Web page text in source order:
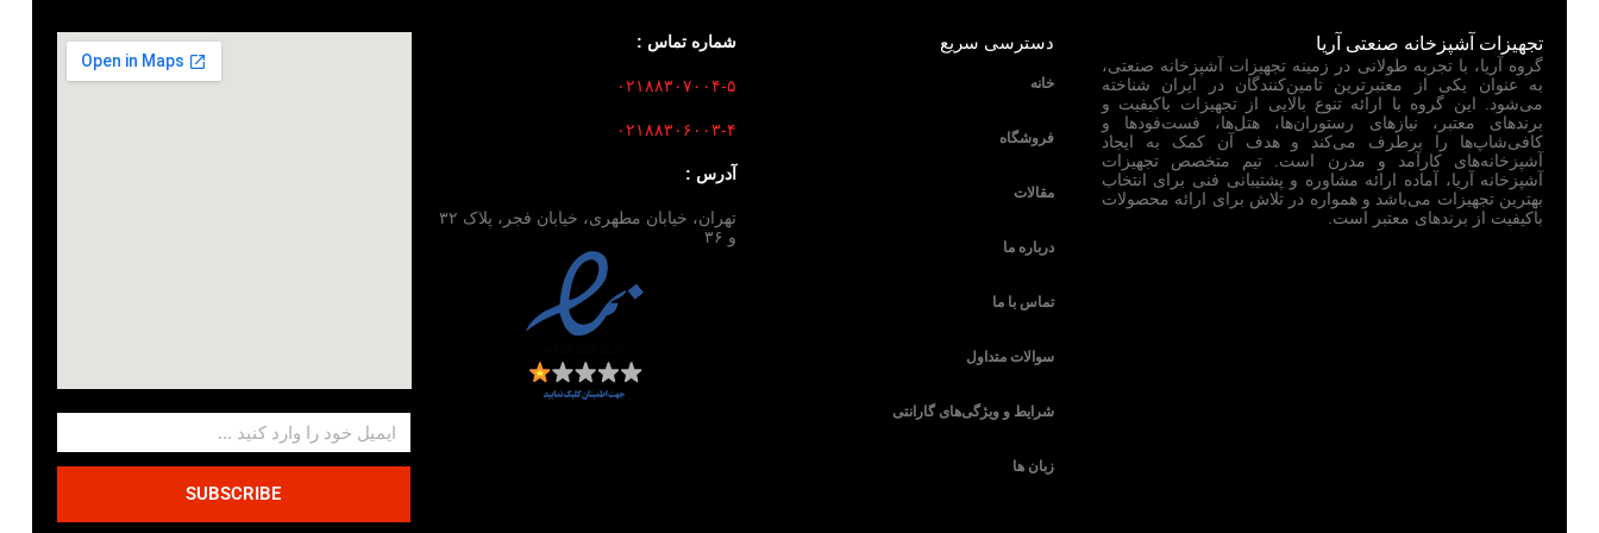
تجهیزات آشپزخانه صنعتی آریا
گروه آریا، با تجربه طولانی در زمینه تجهیزات آشپزخانه صنعتی،
به عنوان یکی از معتبرترین تامین‌کنندگان در ایران شناخته
می‌شود. این گروه با ارائه تنوع بالایی از تجهیزات باکیفیت و
برندهای معتبر، نیازهای رستوران‌ها، هتل‌ها، فست‌فودها و
کافی‌شاپ‌ها را برطرف می‌کند و هدف آن کمک به ایجاد
آشپزخانه‌های کارآمد و مدرن است. تیم متخصص تجهیزات
آشپزخانه آریا، آماده ارائه مشاوره و پشتیبانی فنی برای انتخاب
بهترین تجهیزات می‌باشد و همواره در تلاش برای ارائه محصولات
باکیفیت از برندهای معتبر است.
دسترسی سریع
خانه
فروشگاه
مقالات
درباره ما
تماس با ما
سوالات متداول
شرایط و ویژگی‌های گارانتی
زبان ها
شماره تماس :
۰۲۱۸۸۳۰۷۰۰۴-۵
۰۲۱۸۸۳۰۶۰۰۳-۴
آدرس :
تهران، خیابان مطهری، خیابان فجر، پلاک ۳۲
و ۳۶
SUBSCRIBE